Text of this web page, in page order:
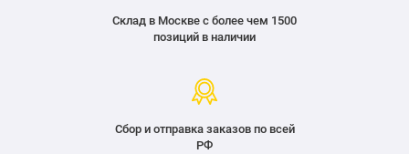
Склад в Москве с более чем 1500
позиций в наличии
Сбор и отправка заказов по всей
РФ